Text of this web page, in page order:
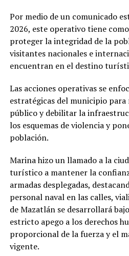
Por medio de un comunicado
2026, este operativo tiene
proteger la integridad de la
visitantes nacionales e
encuentran en el destino
Las acciones operativas se
estratégicas del municipio
público y debilitar la
los esquemas de violencia y
población.
Marina hizo un llamado a la
turístico a mantener la
armadas desplegadas,
personal naval en las calles,
de Mazatlán se desarrollará
estricto apego a los derechos
proporcional de la fuerza y el
vigente.